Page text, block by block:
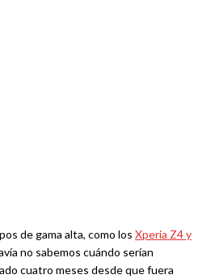
de gama alta, como los Xperia Z4 y
no sabemos cuándo serían
cuatro meses desde que fuera